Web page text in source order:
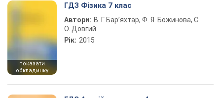
показати
обкладинку
ГДЗ Фізика 7 клас
Автори: В. Г. Бар’яхтар, Ф. Я. Божинова, С.
О. Довгий
Рік: 2015